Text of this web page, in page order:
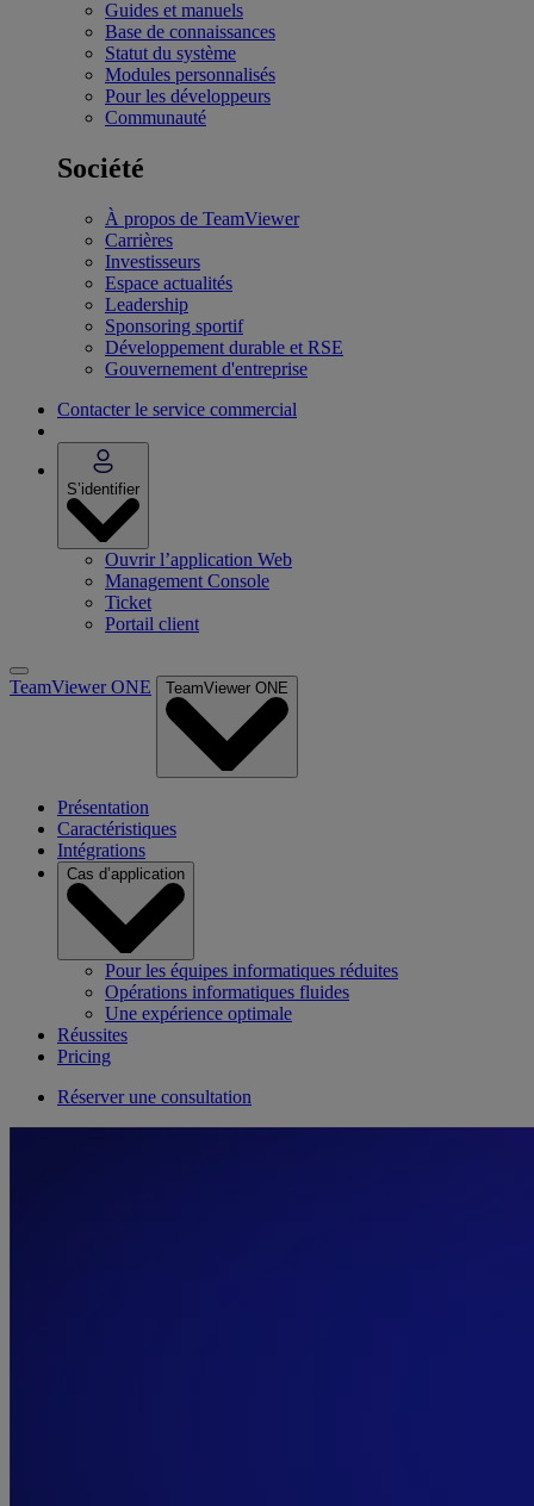
Guides et manuels
Base de connaissances
Statut du système
Modules personnalisés
Pour les développeurs
Communauté
Société
À propos de TeamViewer
Carrières
Investisseurs
Espace actualités
Leadership
Sponsoring sportif
Développement durable et RSE
Gouvernement d'entreprise
Contacter le service commercial
S’identifier
Ouvrir l’application Web
Management Console
Ticket
Portail client
TeamViewer ONE TeamViewer ONE
Présentation
Caractéristiques
Intégrations
Cas d’application
Pour les équipes informatiques réduites
Opérations informatiques fluides
Une expérience optimale
Réussites
Pricing
Réserver une consultation